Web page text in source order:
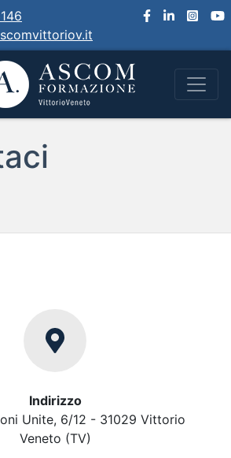
Indirizzo
Unite, 6/12 - 31029 Vittorio
Veneto (TV)